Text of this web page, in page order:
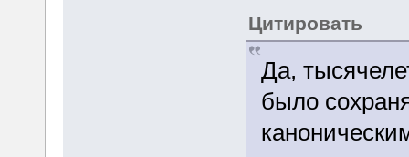
Цитировать
Да,
было